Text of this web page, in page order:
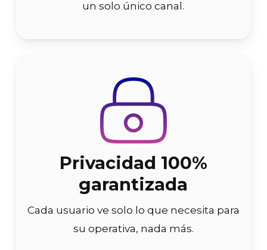
un solo único canal.
Privacidad 100%
garantizada
Cada usuario ve solo lo que necesita para
su operativa, nada más.